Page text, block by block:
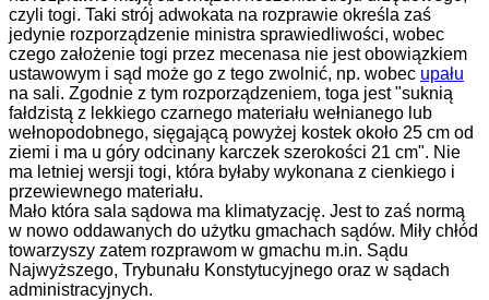
czyli togi. Taki strój adwokata na rozprawie określa zaś
jedynie rozporządzenie ministra sprawiedliwości, wobec
czego założenie togi przez mecenasa nie jest obowiązkiem
ustawowym i sąd może go z tego zwolnić, np. wobec upału
na sali. Zgodnie z tym rozporządzeniem, toga jest "suknią
fałdzistą z lekkiego czarnego materiału wełnianego lub
wełnopodobnego, sięgającą powyżej kostek około 25 cm od
ziemi i ma u góry odcinany karczek szerokości 21 cm". Nie
ma letniej wersji togi, która byłaby wykonana z cienkiego i
przewiewnego materiału.
Mało która sala sądowa ma klimatyzację. Jest to zaś normą
w nowo oddawanych do użytku gmachach sądów. Miły chłód
towarzyszy zatem rozprawom w gmachu m.in. Sądu
Najwyższego, Trybunału Konstytucyjnego oraz w sądach
administracyjnych.